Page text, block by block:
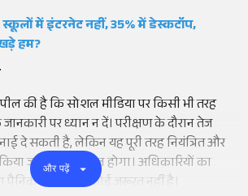
में इंटरनेट नहीं, 35% में डेस्कटॉप,
हम?
की है कि सोशल मीडिया पर किसी भी तरह
पर ध्यान न दें। परीक्षण के दौरान तेज
दे सकती है, लेकिन यह पूरी तरह नियंत्रित और
जाने वाला ट्रायल होगा। अधिकारियों का
पैनिक फैलाने की कोई जरूरत नहीं है।
और पढ़ें